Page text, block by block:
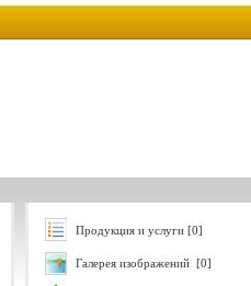
Продукция и услуги [0]
Галерея изображений [0]